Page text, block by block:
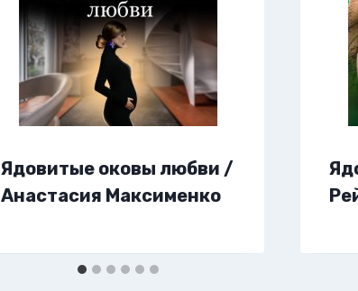
Ядовитые оковы любви /
Анастасия Максименко